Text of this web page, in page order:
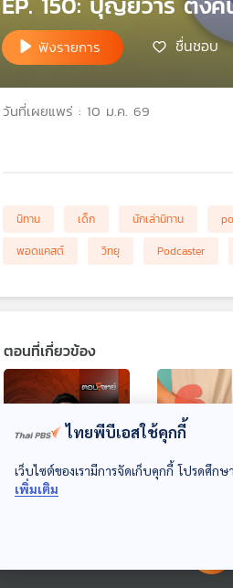
ฟังรายการ ชื่นชอบ
วันที่เผยแพร่ : 10 ม.ค. 69
นิทาน เด็ก นักเล่านิทาน
พอดแคสต์
วิทยุ Podcaster
ตอนที่เกี่ยวข้อง
กระเพาะปัสสา
ไทยพีบีเอสใช้คุกกี้
เว็บไซต์ของเรามีการจัดเก็บคุกกี้ โปรดศึ
เพิ่มเติม